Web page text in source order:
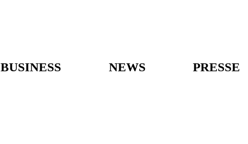
BUSINESS NEWS PRESSE